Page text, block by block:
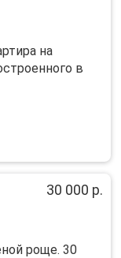
нa
в
30 000 р.
роще. 30